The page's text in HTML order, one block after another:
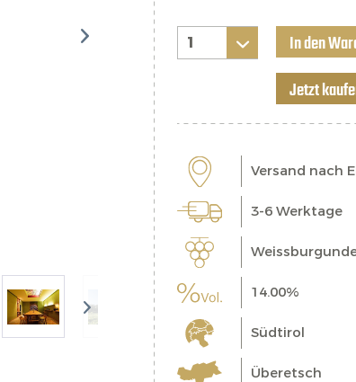
In den
Jetzt
Versand nach
3-6 Werktage
14.00%
Südtirol
Überetsch